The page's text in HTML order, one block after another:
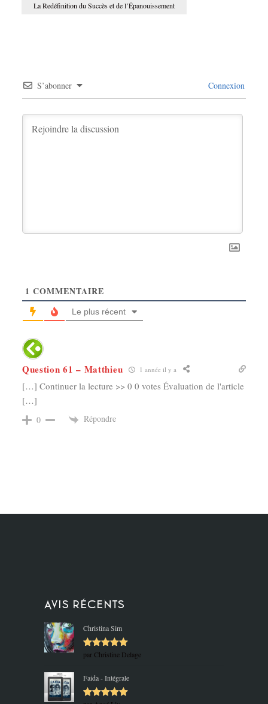
La Redéfinition du Succès et de l’Épanouissement
S’abonner Connexion
1 COMMENTAIRE
Le plus récent
Question 61 – Matthieu 1 année il y a
[…] Continuer la lecture >> 0 0 votes Évaluation de l'article
[…]
0 Répondre
Avis récents
Christina Sim
Note5sur
par Christine Delage
Faida - Intégrale